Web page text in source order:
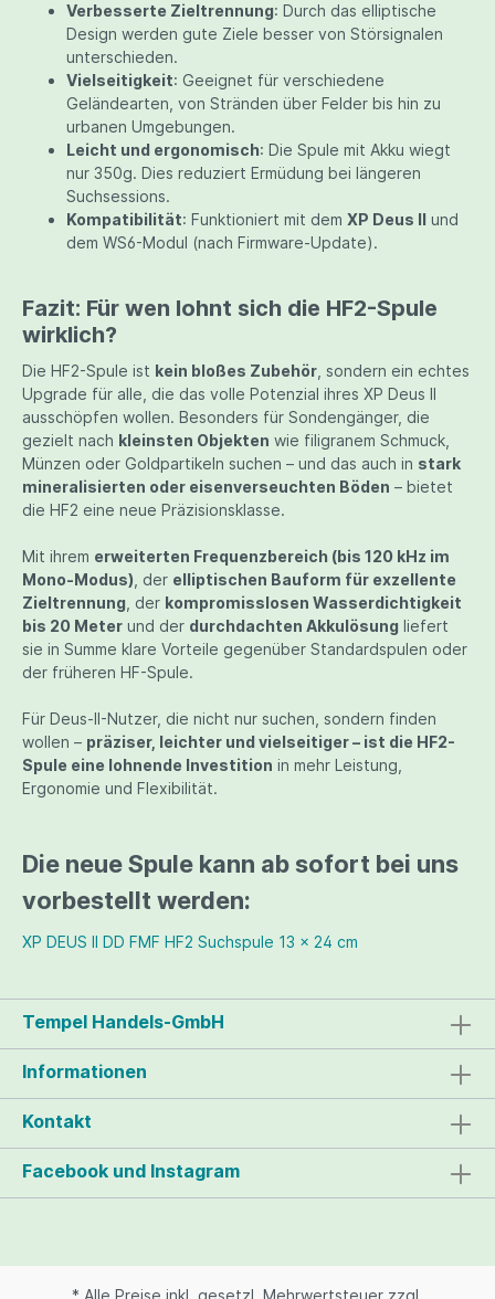
Verbesserte Zieltrennung: Durch das elliptische
Design werden gute Ziele besser von Störsignalen
unterschieden.
Vielseitigkeit: Geeignet für verschiedene
Geländearten, von Stränden über Felder bis hin zu
urbanen Umgebungen.
Leicht und ergonomisch: Die Spule mit Akku wiegt
nur 350g. Dies reduziert Ermüdung bei längeren
Suchsessions.
Kompatibilität: Funktioniert mit dem XP Deus II
und
dem WS6-Modul (nach Firmware-Update).
Fazit: Für wen lohnt sich die HF2-Spule
wirklich?
Die HF2-Spule ist kein bloßes Zubehör, sondern ein echtes
Upgrade für alle, die das volle Potenzial ihres XP Deus II
ausschöpfen wollen. Besonders für Sondengänger, die
gezielt nach kleinsten Objekten wie filigranem Schmuck,
Münzen oder Goldpartikeln suchen – und das auch in stark
mineralisierten oder eisenverseuchten Böden – bietet
die HF2 eine neue Präzisionsklasse.
Mit ihrem erweiterten Frequenzbereich (bis 120 kHz im
Mono-Modus), der elliptischen Bauform für exzellente
Zieltrennung, der kompromisslosen Wasserdichtigkeit
bis 20 Meter und der durchdachten Akkulösung liefert
sie in Summe klare Vorteile gegenüber Standardspulen oder
der früheren HF-Spule.
Für Deus-II-Nutzer, die nicht nur suchen, sondern finden
wollen – präziser, leichter und vielseitiger – ist die HF2-
Spule eine lohnende Investition in mehr Leistung,
Ergonomie und Flexibilität.
Die neue Spule kann ab sofort bei uns
vorbestellt werden:
XP DEUS II DD FMF HF2 Suchspule 13 x 24 cm
Tempel Handels-GmbH
Informationen
Kontakt
Facebook und Instagram